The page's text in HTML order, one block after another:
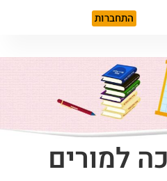
התחברות
למורים